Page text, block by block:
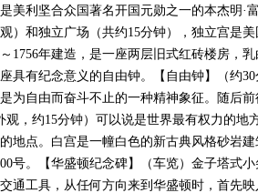
美利坚合众国著名开国元勋之一的本杰明·
）和独立广场（共约15分钟），独立宫是
～1756年建造，是一座两层旧式红砖楼房，
具有纪念意义的自由钟。【自由钟】（约
为自由而奋斗不止的一种精神象征。随后
观，约15分钟）可以说是世界最有权力的
地点。白宫是一幢白色的新古典风格砂岩
号。【华盛顿纪念碑】（车览）金子塔式
通工具，从任何方向来到华盛顿时，首先